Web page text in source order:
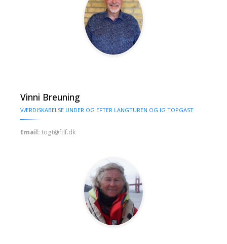
Vinni Breuning
VÆRDISKABELSE UNDER OG EFTER LANGTUREN OG IG TOPGAST
Email: togt@ftlf.dk